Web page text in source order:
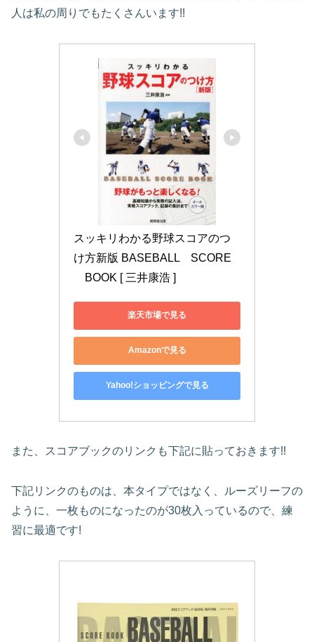
人は私の周りでもたくさんいます!!
スッキリわかる野球スコアのつ
け方新版 BASEBALL　SCORE
BOOK [ 三井康浩 ]
楽天市場で見る
Amazonで見る
Yahoo!ショッピングで見る
また、スコアブックのリンクも下記に貼っておきます!!
下記リンクのものは、本タイプではなく、ルーズリーフの
ように、一枚ものになったのが30枚入っているので、練
習に最適です!